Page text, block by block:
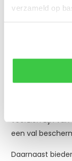
verzameld op
meest
verplicht, en
aantal
veiligheid.
uitvoeringen.
voorzien zijn van
een val
Daarnaast